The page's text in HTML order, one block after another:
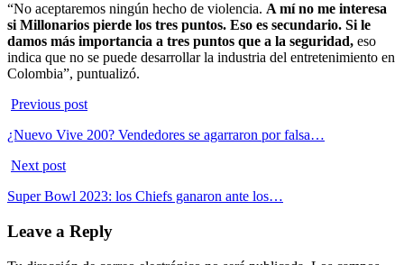
“No aceptaremos ningún hecho de violencia. A mí no me interesa
si Millonarios pierde los tres puntos. Eso es secundario. Si le
damos más importancia a tres puntos que a la seguridad, eso
indica que no se puede desarrollar la industria del entretenimiento en
Colombia”, puntualizó.
Previous post
¿Nuevo Vive 200? Vendedores se agarraron por falsa…
Next post
Super Bowl 2023: los Chiefs ganaron ante los…
Leave a Reply